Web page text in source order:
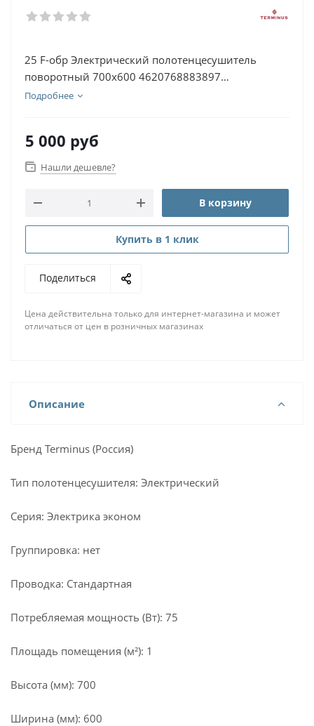
25 F-обр Электрический полотенцесушитель
поворотный 700х600 4620768883897
Нержавеющая сталь
Подробнее
5 000 руб
Нашли дешевле?
В корзину
Купить в 1 клик
Поделиться
Цена действительна только для интернет-магазина и может
отличаться от цен в розничных магазинах
Описание
Бренд Terminus (Россия)
Тип полотенцесушителя: Электрический
Серия: Электрика эконом
Группировка: нет
Проводка: Стандартная
Потребляемая мощность (Вт): 75
Площадь помещения (м²): 1
Высота (мм): 700
Ширина (мм): 600